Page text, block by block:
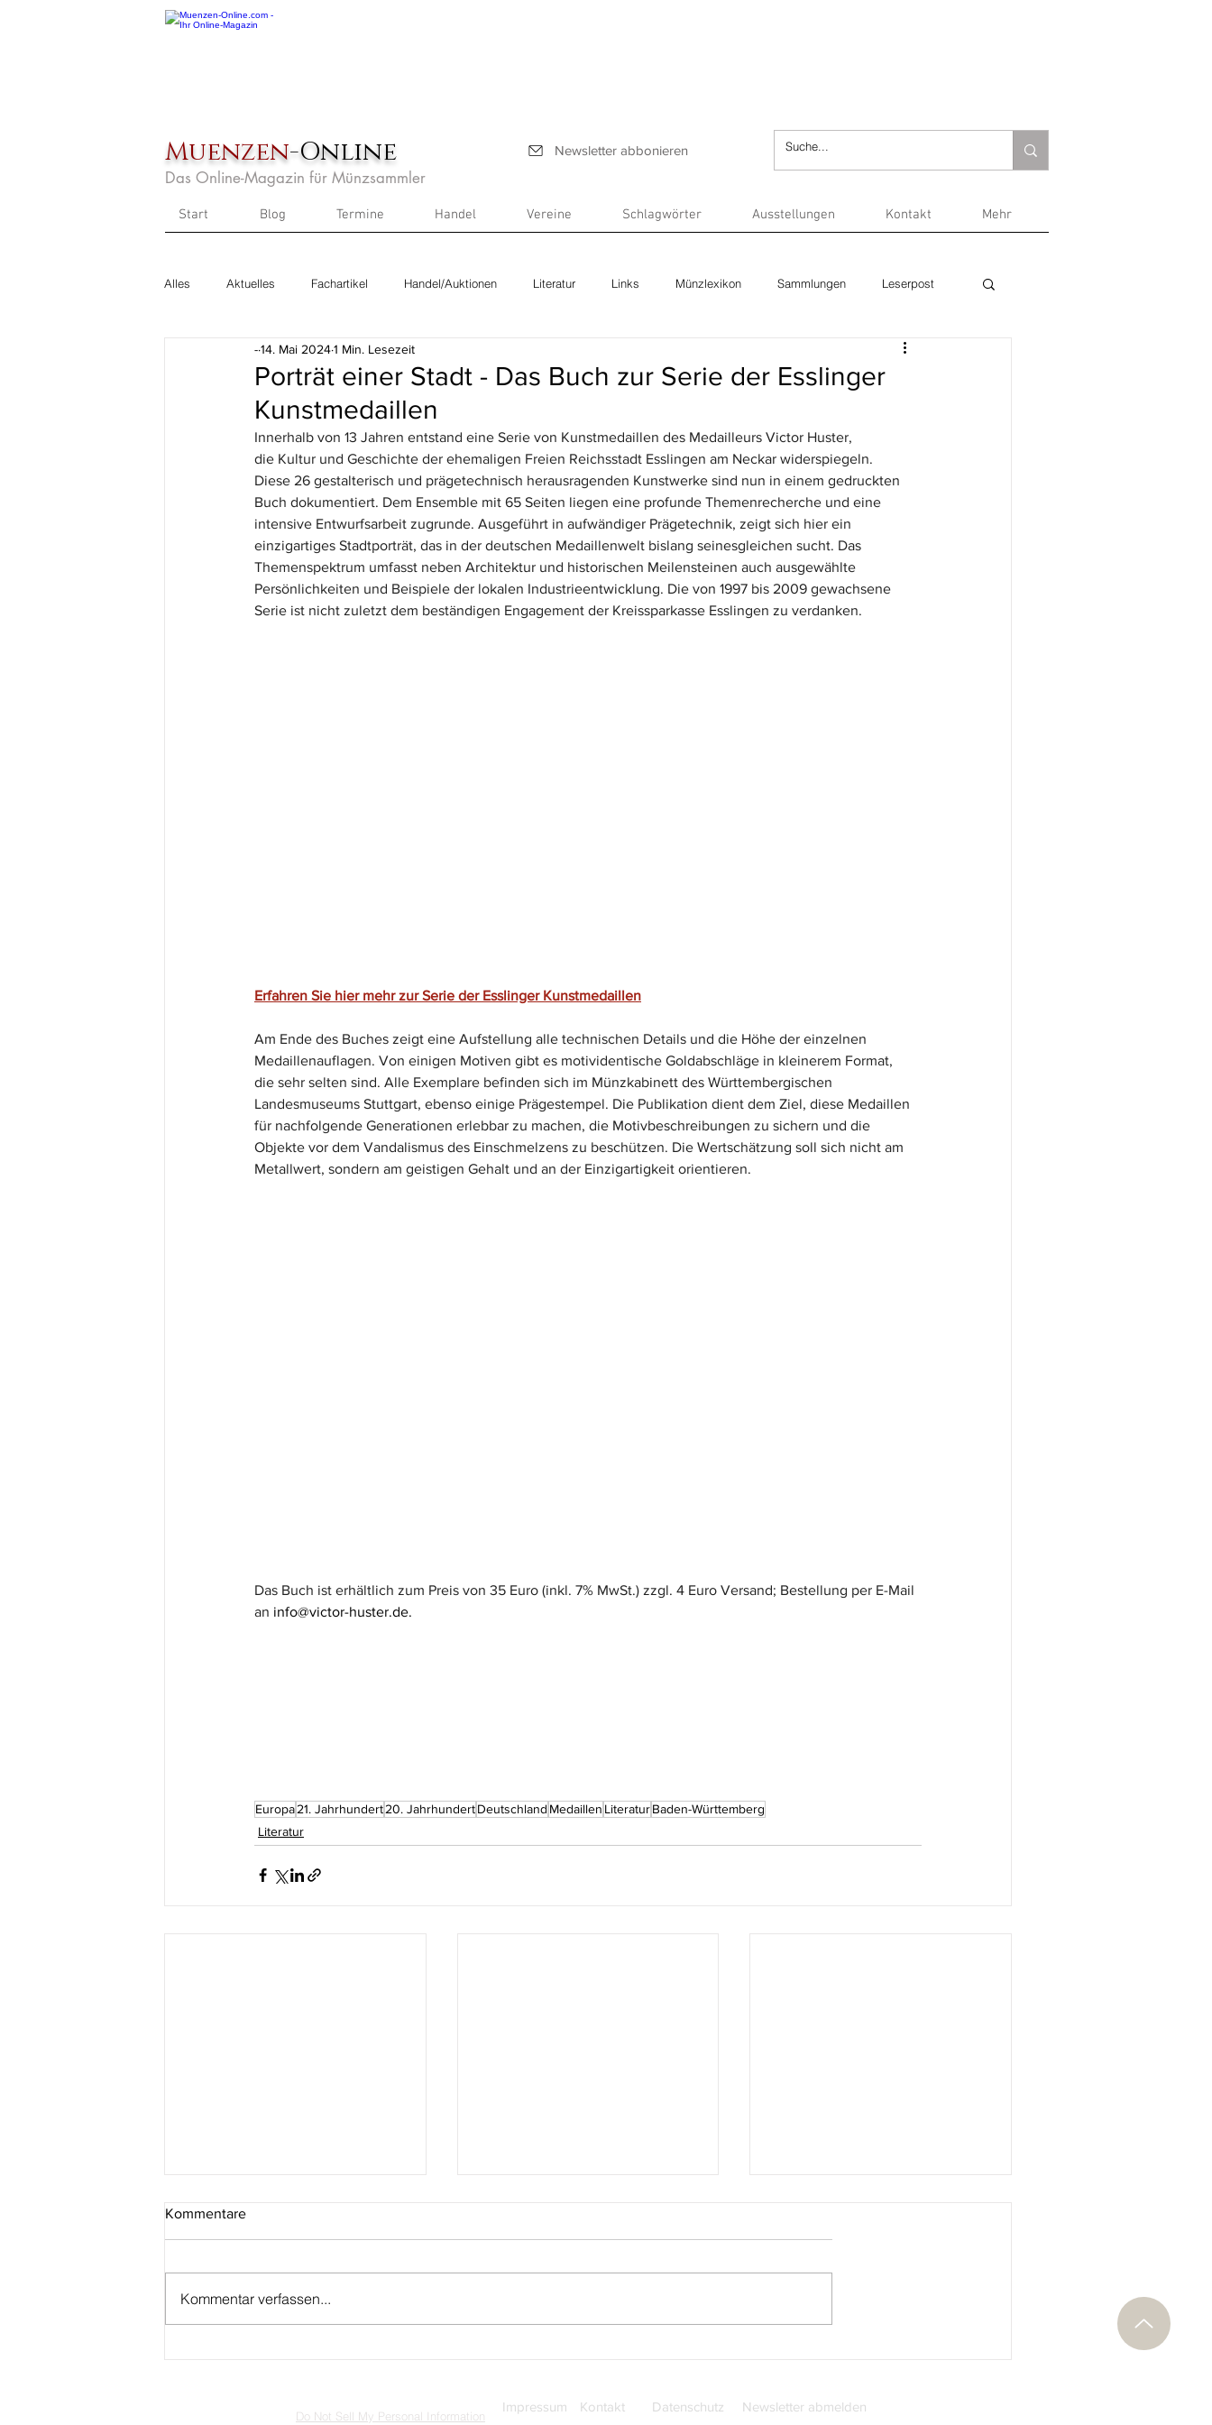
Muenzen-Online Newsletter abbonieren
Das Online-Magazin für Münzsammler
Start Blog Termine Handel Vereine Schlagwörter Ausstellungen Kontakt Mehr
Alles Aktuelles Fachartikel Handel/Auktionen Literatur Links Münzlexikon Sammlungen Leserpost
Porträt einer Stadt - Das Buch zur Serie der Esslinger
Kunstmedaillen
-14. Mai 20241 Min. Lesezeit
Innerhalb von 13 Jahren entstand eine Serie von Kunstmedaillen des Medailleurs Victor Huster,
die Kultur und Geschichte der ehemaligen Freien Reichsstadt Esslingen am Neckar widerspiegeln.
Diese 26 gestalterisch und prägetechnisch herausragenden Kunstwerke sind nun in einem gedruckten
Buch dokumentiert. Dem Ensemble mit 65 Seiten liegen eine profunde Themenrecherche und eine
intensive Entwurfsarbeit zugrunde. Ausgeführt in aufwändiger Prägetechnik, zeigt sich hier ein
einzigartiges Stadtporträt, das in der deutschen Medaillenwelt bislang seinesgleichen sucht. Das
Themenspektrum umfasst neben Architektur und historischen Meilensteinen auch ausgewählte
Persönlichkeiten und Beispiele der lokalen Industrieentwicklung. Die von 1997 bis 2009 gewachsene
Serie ist nicht zuletzt dem beständigen Engagement der Kreissparkasse Esslingen zu verdanken.
Erfahren Sie hier mehr zur Serie der Esslinger Kunstmedaillen
Am Ende des Buches zeigt eine Aufstellung alle technischen Details und die Höhe der einzelnen
Medaillenauflagen. Von einigen Motiven gibt es motividentische Goldabschläge in kleinerem Format,
die sehr selten sind. Alle Exemplare befinden sich im Münzkabinett des Württembergischen
Landesmuseums Stuttgart, ebenso einige Prägestempel. Die Publikation dient dem Ziel, diese Medaillen
für nachfolgende Generationen erlebbar zu machen, die Motivbeschreibungen zu sichern und die
Objekte vor dem Vandalismus des Einschmelzens zu beschützen. Die Wertschätzung soll sich nicht am
Metallwert, sondern am geistigen Gehalt und an der Einzigartigkeit orientieren.
Das Buch ist erhältlich zum Preis von 35 Euro (inkl. 7% MwSt.) zzgl. 4 Euro Versand; Bestellung per E-Mail
an info@victor-huster.de.
Europa21. Jahrhundert20. JahrhundertDeutschland Medaillen LiteraturBaden-Württemberg
Literatur
Kommentare
Kommentar verfassen...
Do Not Sell My Personal Information
Impressum Kontakt Datenschutz Newsletter abmelden